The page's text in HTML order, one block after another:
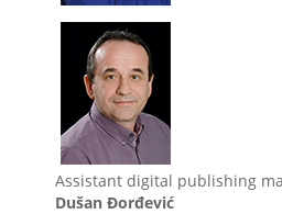
Assistant digital publishing
Dušan Đorđević